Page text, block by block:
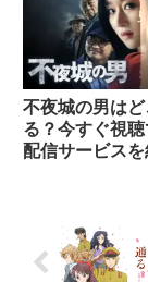
不夜城の男は
る？今すぐ視
配信サービスを